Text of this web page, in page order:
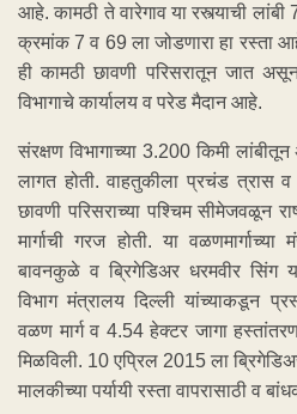
आहे. कामठी ते वारेगाव या रस्त्याची लांबी
क्रमांक 7 व 69 ला जोडणारा हा रस्ता
ही कामठी छावणी परिसरातून जात असून
विभागाचे कार्यालय व परेड मैदान आहे.
संरक्षण विभागाच्या 3.200 किमी
लागत होती. वाहतुकीला प्रचंड त्रास
छावणी परिसराच्या पश्चिम सीमेजवळून
मार्गाची गरज होती. या
बावनकुळे व ब्रिगेडिअर धरमवीर
विभाग मंत्रालय दिल्ली यांच्याकडून
वळण मार्ग व 4.54 हेक्टर जागा
मिळविली. 10 एप्रिल 2015 ला
मालकीच्या पर्यायी रस्ता वापरासाठी व